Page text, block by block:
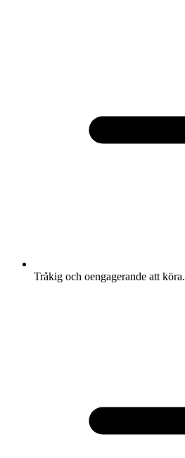
Tråkig och oengagerande att köra.